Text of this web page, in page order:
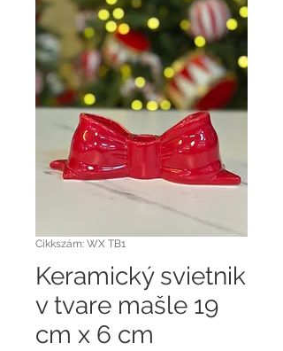
Cikkszám: WX TB1
Keramický svietnik
v tvare mašle 19
cm x 6 cm